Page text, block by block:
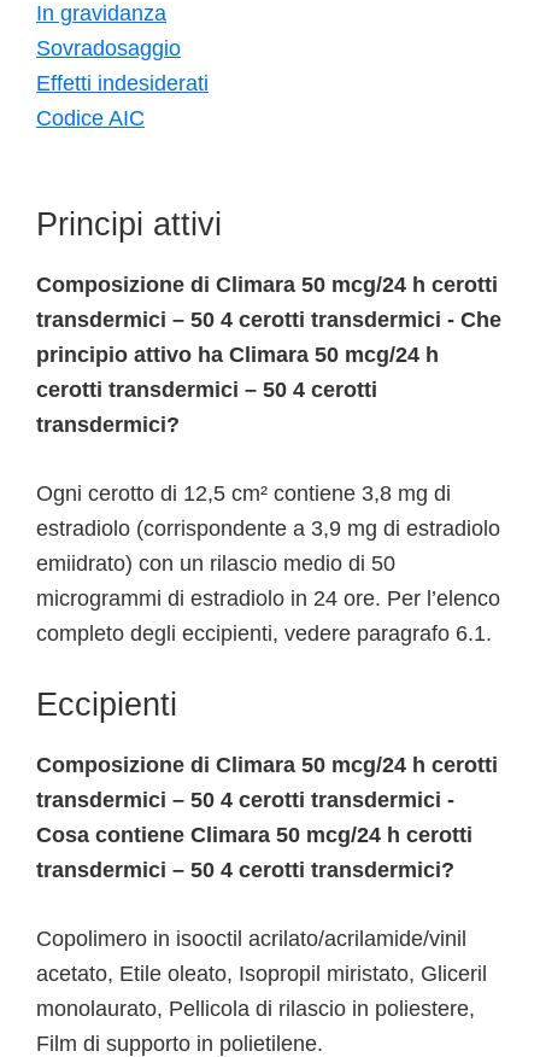
In gravidanza
Sovradosaggio
Effetti indesiderati
Codice AIC
Principi attivi
Composizione di Climara 50 mcg/24 h cerotti
transdermici – 50 4 cerotti transdermici - Che
principio attivo ha Climara 50 mcg/24 h
cerotti transdermici – 50 4 cerotti
transdermici?
Ogni cerotto di 12,5 cm² contiene 3,8 mg di
estradiolo (corrispondente a 3,9 mg di estradiolo
emiidrato) con un rilascio medio di 50
microgrammi di estradiolo in 24 ore. Per l’elenco
completo degli eccipienti, vedere paragrafo 6.1.
Eccipienti
Composizione di Climara 50 mcg/24 h cerotti
transdermici – 50 4 cerotti transdermici -
Cosa contiene Climara 50 mcg/24 h cerotti
transdermici – 50 4 cerotti transdermici?
Copolimero in isooctil acrilato/acrilamide/vinil
acetato, Etile oleato, Isopropil miristato, Gliceril
monolaurato, Pellicola di rilascio in poliestere,
Film di supporto in polietilene.